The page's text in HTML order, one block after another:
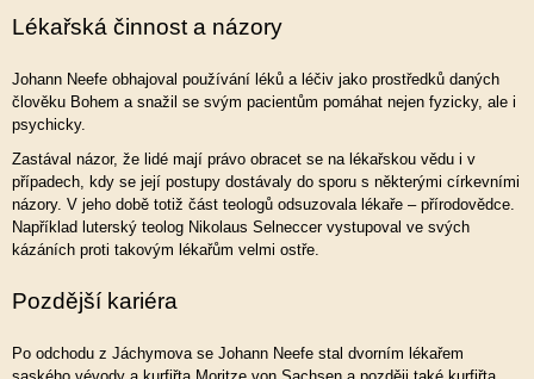
Lékařská činnost a názory
Johann Neefe obhajoval používání léků a léčiv jako prostředků daných
člověku Bohem a snažil se svým pacientům pomáhat nejen fyzicky, ale i
psychicky.
Zastával názor, že lidé mají právo obracet se na lékařskou vědu i v
případech, kdy se její postupy dostávaly do sporu s některými církevními
názory. V jeho době totiž část teologů odsuzovala lékaře – přírodovědce.
Například luterský teolog Nikolaus Selneccer vystupoval ve svých
kázáních proti takovým lékařům velmi ostře.
Pozdější kariéra
Po odchodu z Jáchymova se Johann Neefe stal dvorním lékařem